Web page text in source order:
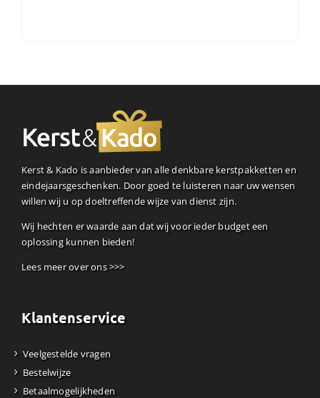
Kerst & Kado is aanbieder van alle denkbare kerstpakketten en
eindejaarsgeschenken. Door goed te luisteren naar uw wensen
willen wij u op doeltreffende wijze van dienst zijn.
Wij hechten er waarde aan dat wij voor ieder budget een
oplossing kunnen bieden!
Lees meer over ons >>>
Klantenservice
Veelgestelde vragen
Bestelwijze
Betaalmogelijkheden